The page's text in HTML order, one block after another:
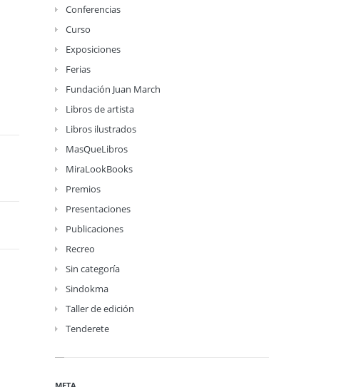
Conferencias
Curso
Exposiciones
Ferias
Fundación Juan March
Libros de artista
Libros ilustrados
MasQueLibros
MiraLookBooks
Premios
Presentaciones
Publicaciones
Recreo
Sin categoría
Sindokma
Taller de edición
Tenderete